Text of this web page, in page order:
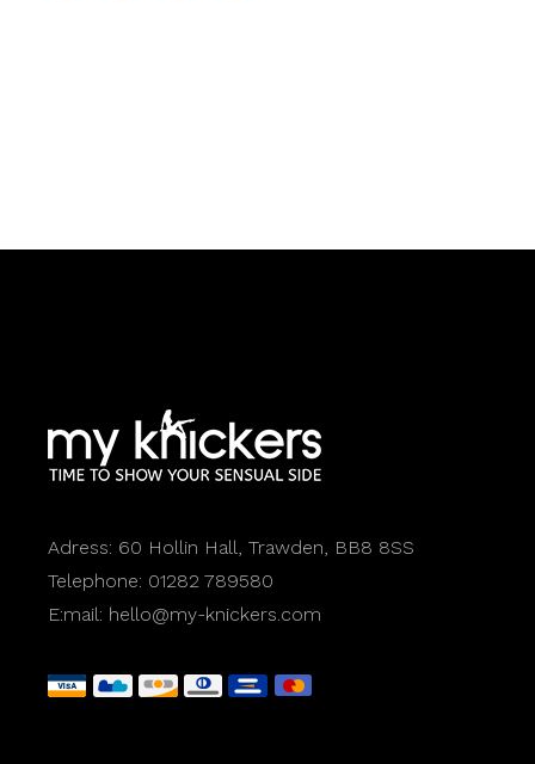
Adress: 60 Hollin Hall, Trawden, BB8 8SS
Telephone: 01282 789580
E:mail: hello@my-knickers.com